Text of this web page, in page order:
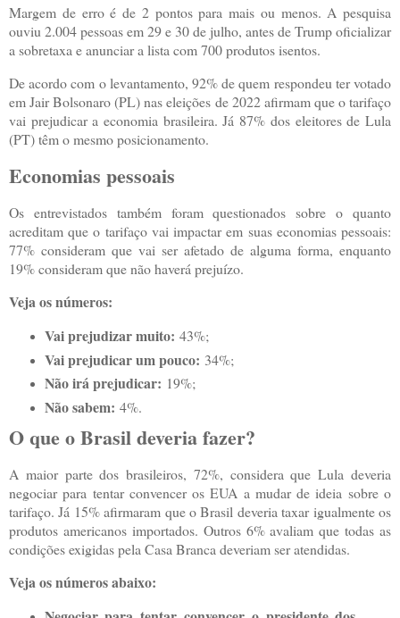
Margem de erro é de 2 pontos para mais ou menos. A pesquisa
ouviu 2.004 pessoas em 29 e 30 de julho, antes de Trump oficializar
a sobretaxa e anunciar a lista com 700 produtos isentos.
De acordo com o levantamento, 92% de quem respondeu ter votado
em Jair Bolsonaro (PL) nas eleições de 2022 afirmam que o tarifaço
vai prejudicar a economia brasileira. Já 87% dos eleitores de Lula
(PT) têm o mesmo posicionamento.
Economias pessoais
Os entrevistados também foram questionados sobre o quanto
acreditam que o tarifaço vai impactar em suas economias pessoais:
77% consideram que vai ser afetado de alguma forma, enquanto
19% consideram que não haverá prejuízo.
Veja os números:
Vai prejudizar muito: 43%;
Vai prejudicar um pouco: 34%;
Não irá prejudicar: 19%;
Não sabem: 4%.
O que o Brasil deveria fazer?
A maior parte dos brasileiros, 72%, considera que Lula deveria
negociar para tentar convencer os EUA a mudar de ideia sobre o
tarifaço. Já 15% afirmaram que o Brasil deveria taxar igualmente os
produtos americanos importados. Outros 6% avaliam que todas as
condições exigidas pela Casa Branca deveriam ser atendidas.
Veja os números abaixo: